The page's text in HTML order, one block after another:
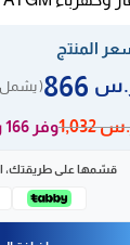
المنتج
( يشمل
1,032 وفر 166 ر.س
قسّمها على طريقتك،